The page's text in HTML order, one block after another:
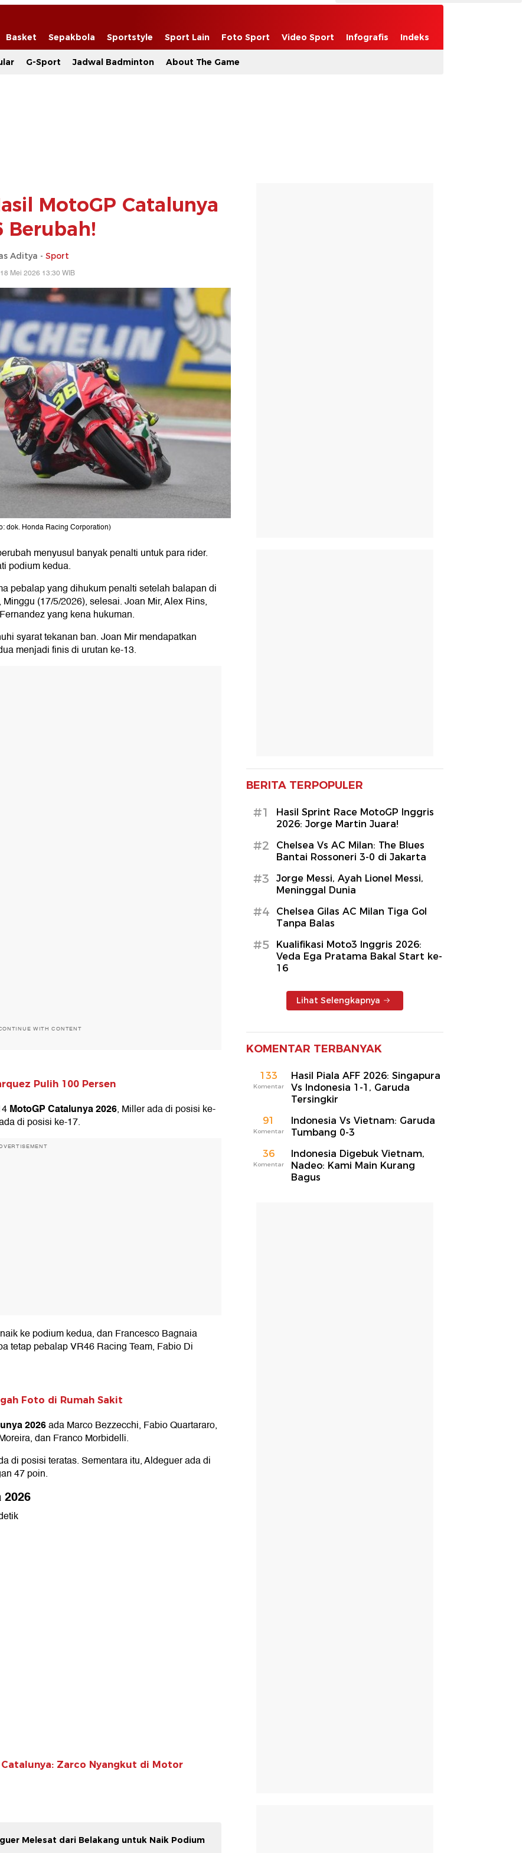
Basket Sepakbola Sportstyle Sport Lain Foto Sport Video Sport Infografis Indeks
G-Sport Jadwal Badminton About The Game
MotoGP Catalunya
Berubah!
Aditya - Sport
Mei 2026 13:30 WIB
dok. Honda Racing Corporation)
menyusul banyak penalti untuk para rider.
podium kedua.
pebalap yang dihukum penalti setelah balapan di
(17/5/2026), selesai. Joan Mir, Alex Rins,
yang kena hukuman.
syarat tekanan ban. Joan Mir mendapatkan
menjadi finis di urutan ke-13.
WITH CONTENT
Pulih 100 Persen
MotoGP Catalunya 2026, Miller ada di posisi ke-
di posisi ke-17.
ke podium kedua, dan Francesco Bagnaia
tetap pebalap VR46 Racing Team, Fabio Di
Foto di Rumah Sakit
2026ada Marco Bezzecchi, Fabio Quartararo,
dan Franco Morbidelli.
di posisi teratas. Sementara itu, Aldeguer ada di
47 poin.
Catalunya: Zarco Nyangkut di Motor
Melesat dari Belakang untuk Naik Podium
BERITA TERPOPULER
#1
Hasil Sprint Race MotoGP Inggris
2026: Jorge Martin Juara!
#2
Chelsea Vs AC Milan: The Blues
Bantai Rossoneri 3-0 di Jakarta
#3
Jorge Messi, Ayah Lionel Messi,
Meninggal Dunia
#4
Chelsea Gilas AC Milan Tiga Gol
Tanpa Balas
#5
Kualifikasi Moto3 Inggris 2026:
Veda Ega Pratama Bakal Start ke-
16
Lihat Selengkapnya
KOMENTAR TERBANYAK
133
Komentar
Hasil Piala AFF 2026: Singapura
Vs Indonesia 1-1, Garuda
Tersingkir
91
Komentar
Indonesia Vs Vietnam: Garuda
Tumbang 0-3
36
Komentar
Indonesia Digebuk Vietnam,
Nadeo: Kami Main Kurang
Bagus